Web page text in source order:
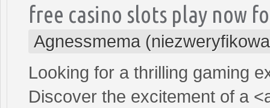
free casino slots play now
Agnessmema
Looking for a thrilling gaming
Discover the excitement of a